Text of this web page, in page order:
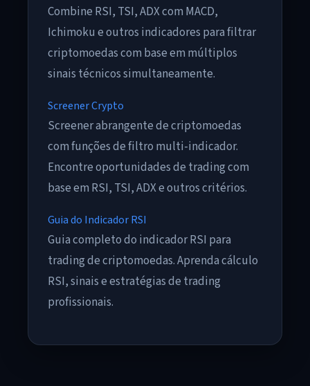
Combine RSI, TSI, ADX com MACD,
Ichimoku e outros indicadores para filtrar
criptomoedas com base em múltiplos
sinais técnicos simultaneamente.
Screener Crypto
Screener abrangente de criptomoedas
com funções de filtro multi-indicador.
Encontre oportunidades de trading com
base em RSI, TSI, ADX e outros critérios.
Guia do Indicador RSI
Guia completo do indicador RSI para
trading de criptomoedas. Aprenda cálculo
RSI, sinais e estratégias de trading
profissionais.